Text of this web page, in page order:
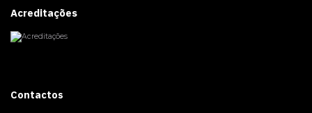
Acreditações
Contactos